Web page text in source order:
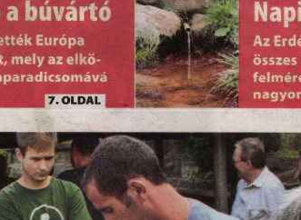
Az
búvártó
Európa
mely az elkö­
■■